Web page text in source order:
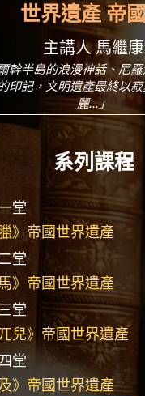
世界遺產 帝
主講人 馬繼康
爾幹半島的浪漫神話、尼
印記，文明遺產最終以
麗...」
系列課程
堂
臘》帝國世界遺產
堂
馬》帝國世界遺產
堂
兀兒》帝國世界遺產
堂
及》帝國世界遺產